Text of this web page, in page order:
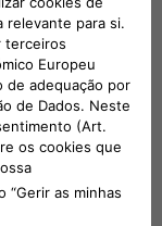
per Evo e Pro.
da parte di
per il cliente
di
finanziamento
infatti, comporta
In ogni caso